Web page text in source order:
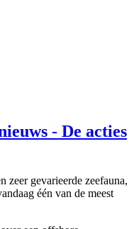
- De acties
zeer gevarieerde zeefauna,
één van de meest